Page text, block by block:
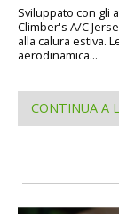
Sviluppato con gli
Climber's A/C
alla calura estiva.
aerodinamica...
CONTINUA A